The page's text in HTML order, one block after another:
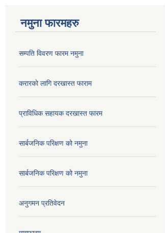
नमुना फारमहरु
सम्पति विवरण फारम नमुना
करारको लागि दरखास्त फाराम
प्राविधिक सहायक दरखास्त फारम
सार्बजनिक परिक्षण को नमुना
सार्बजनिक परिक्षण को नमुना
अनुगमन प्रतिवेदन